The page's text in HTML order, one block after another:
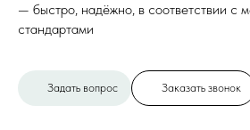
— быстро, надёжно, в соответствии с
стандартами
Задать вопрос Заказать звонок